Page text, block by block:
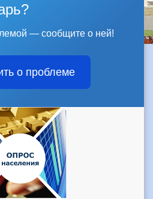
— сообщите о ней!
о проблеме